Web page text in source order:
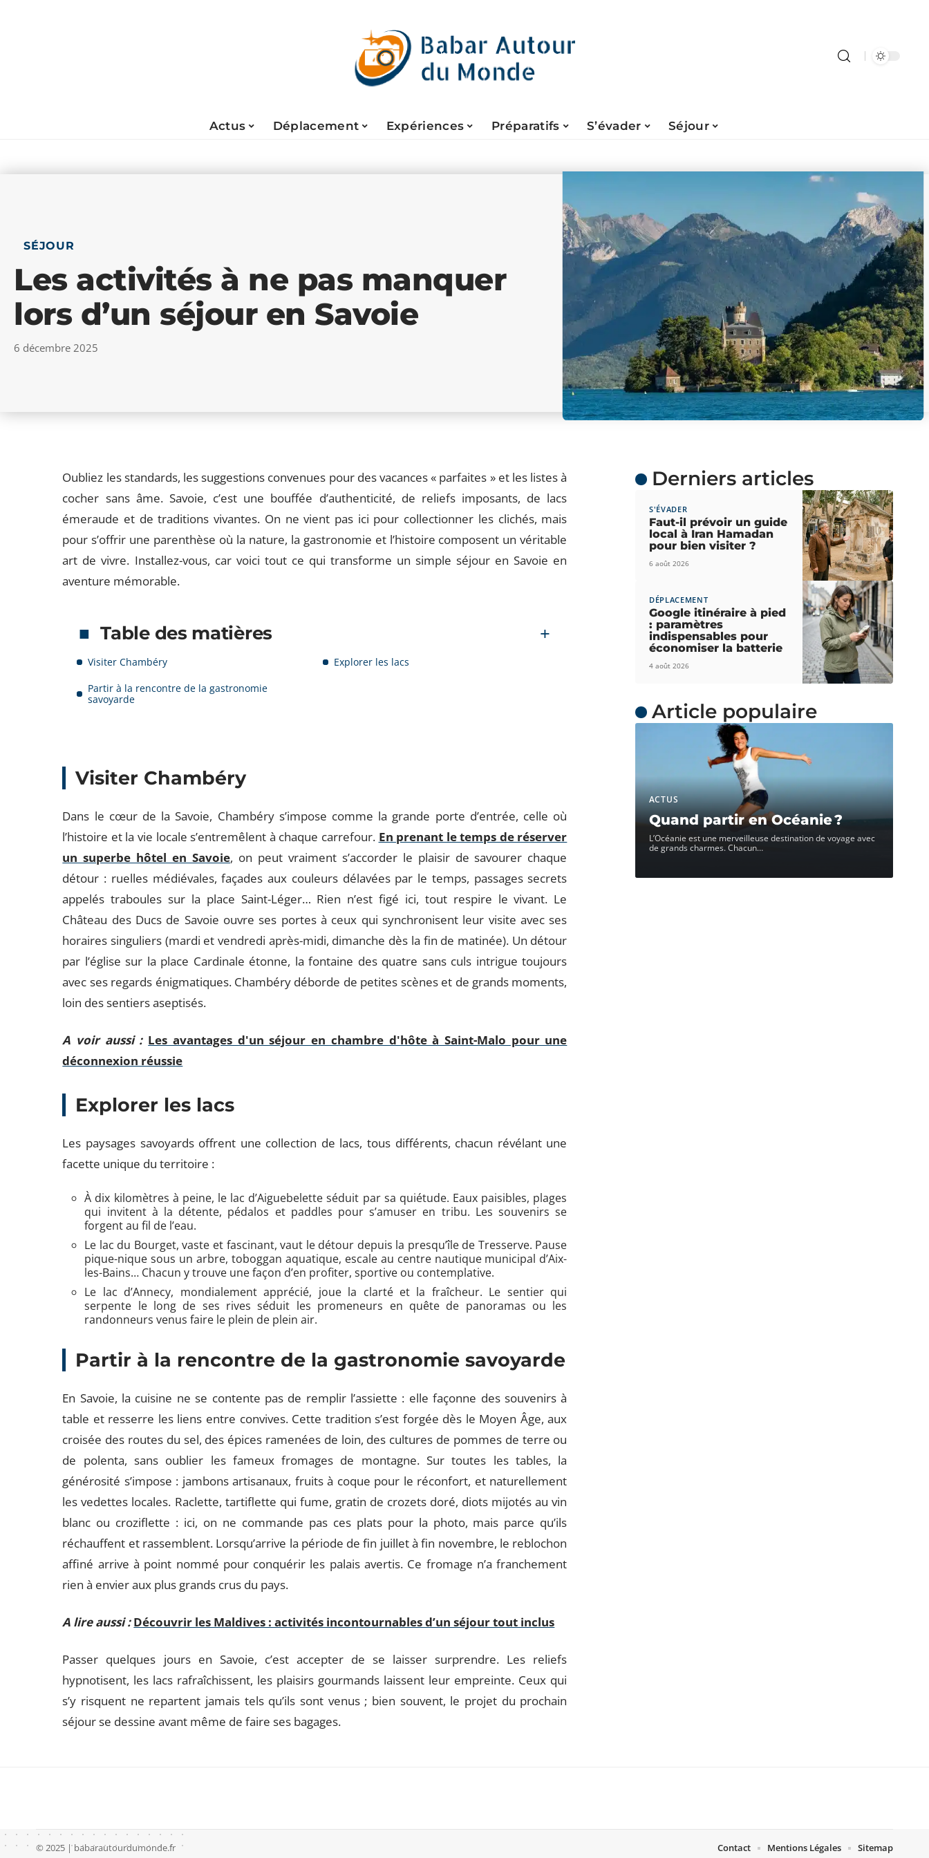
Actus Déplacement Expériences Préparatifs S’évader Séjour
SÉJOUR
Les activités à ne pas manquer
lors d’un séjour en Savoie
6 décembre 2025
Oubliez les standards, les suggestions convenues pour des vacances « parfaites » et les listes à
cocher sans âme. Savoie, c’est une bouffée d’authenticité, de reliefs imposants, de lacs
émeraude et de traditions vivantes. On ne vient pas ici pour collectionner les clichés, mais
pour s’offrir une parenthèse où la nature, la gastronomie et l’histoire composent un véritable
art de vivre. Installez-vous, car voici tout ce qui transforme un simple séjour en Savoie en
aventure mémorable.
Table des matières
Visiter Chambéry
Explorer les lacs
Partir à la rencontre de la gastronomie
savoyarde
Visiter Chambéry
Dans le cœur de la Savoie, Chambéry s’impose comme la grande porte d’entrée, celle où
l’histoire et la vie locale s’entremêlent à chaque carrefour. En prenant le temps de réserver
un superbe hôtel en Savoie, on peut vraiment s’accorder le plaisir de savourer chaque
détour : ruelles médiévales, façades aux couleurs délavées par le temps, passages secrets
appelés traboules sur la place Saint-Léger… Rien n’est figé ici, tout respire le vivant. Le
Château des Ducs de Savoie ouvre ses portes à ceux qui synchronisent leur visite avec ses
horaires singuliers (mardi et vendredi après-midi, dimanche dès la fin de matinée). Un détour
par l’église sur la place Cardinale étonne, la fontaine des quatre sans culs intrigue toujours
avec ses regards énigmatiques. Chambéry déborde de petites scènes et de grands moments,
loin des sentiers aseptisés.
A voir aussi : Les avantages d'un séjour en chambre d'hôte à Saint-Malo pour une
déconnexion réussie
Explorer les lacs
Les paysages savoyards offrent une collection de lacs, tous différents, chacun révélant une
facette unique du territoire :
À dix kilomètres à peine, le lac d’Aiguebelette séduit par sa quiétude. Eaux paisibles, plages
qui invitent à la détente, pédalos et paddles pour s’amuser en tribu. Les souvenirs se
forgent au fil de l’eau.
Le lac du Bourget, vaste et fascinant, vaut le détour depuis la presqu’île de Tresserve. Pause
pique-nique sous un arbre, toboggan aquatique, escale au centre nautique municipal d’Aix-
les-Bains… Chacun y trouve une façon d’en profiter, sportive ou contemplative.
Le lac d’Annecy, mondialement apprécié, joue la clarté et la fraîcheur. Le sentier qui
serpente le long de ses rives séduit les promeneurs en quête de panoramas ou les
randonneurs venus faire le plein de plein air.
Partir à la rencontre de la gastronomie savoyarde
En Savoie, la cuisine ne se contente pas de remplir l’assiette : elle façonne des souvenirs à
table et resserre les liens entre convives. Cette tradition s’est forgée dès le Moyen Âge, aux
croisée des routes du sel, des épices ramenées de loin, des cultures de pommes de terre ou
de polenta, sans oublier les fameux fromages de montagne. Sur toutes les tables, la
générosité s’impose : jambons artisanaux, fruits à coque pour le réconfort, et naturellement
les vedettes locales. Raclette, tartiflette qui fume, gratin de crozets doré, diots mijotés au vin
blanc ou croziflette : ici, on ne commande pas ces plats pour la photo, mais parce qu’ils
réchauffent et rassemblent. Lorsqu’arrive la période de fin juillet à fin novembre, le reblochon
affiné arrive à point nommé pour conquérir les palais avertis. Ce fromage n’a franchement
rien à envier aux plus grands crus du pays.
A lire aussi : Découvrir les Maldives : activités incontournables d’un séjour tout inclus
Passer quelques jours en Savoie, c’est accepter de se laisser surprendre. Les reliefs
hypnotisent, les lacs rafraîchissent, les plaisirs gourmands laissent leur empreinte. Ceux qui
s’y risquent ne repartent jamais tels qu’ils sont venus ; bien souvent, le projet du prochain
séjour se dessine avant même de faire ses bagages.
Derniers articles
S'ÉVADER
Faut-il prévoir un guide
local à Iran Hamadan
pour bien visiter ?
6 août 2026
DÉPLACEMENT
Google itinéraire à pied
: paramètres
indispensables pour
économiser la batterie
4 août 2026
Article populaire
ACTUS
Quand partir en Océanie ?
L’Océanie est une merveilleuse destination de voyage avec
de grands charmes. Chacun…
© 2025 | babarautourdumonde.fr Contact Mentions Légales Sitemap